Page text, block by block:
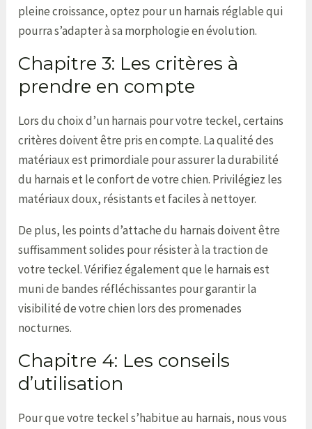
pleine croissance, optez pour un harnais réglable qui
pourra s’adapter à sa morphologie en évolution.
Chapitre 3: Les critères à
prendre en compte
Lors du choix d’un harnais pour votre teckel, certains
critères doivent être pris en compte. La qualité des
matériaux est primordiale pour assurer la durabilité
du harnais et le confort de votre chien. Privilégiez les
matériaux doux, résistants et faciles à nettoyer.
De plus, les points d’attache du harnais doivent être
suffisamment solides pour résister à la traction de
votre teckel. Vérifiez également que le harnais est
muni de bandes réfléchissantes pour garantir la
visibilité de votre chien lors des promenades
nocturnes.
Chapitre 4: Les conseils
d’utilisation
Pour que votre teckel s’habitue au harnais, nous vous